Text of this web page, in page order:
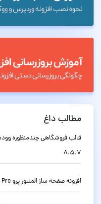
مطالب داغ
8.5.7
افزونه صفحه ساز المنتور پرو Elementor Pro وردپرس نسخه 4.2.1